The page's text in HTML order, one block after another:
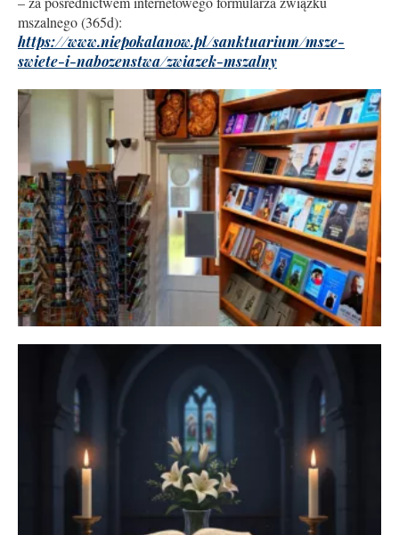
mszalnego (365d):
https://www.niepokalanow.pl/sanktuarium/msze-
swiete-i-nabozenstwa/zwiazek-mszalny